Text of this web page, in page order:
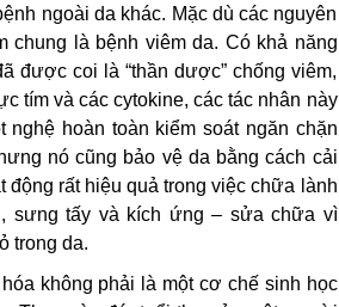
ngoài da khác. Mặc dù các nguyên
chung là bệnh viêm da. Có khả năng
được coi là “thần dược” chống viêm,
tím và các cytokine, các tác nhân này
hoàn toàn kiểm soát ngăn chặn
nó cũng bảo vệ da bằng cách cải
rất hiệu quả trong việc chữa lành
sưng tấy và kích ứng – sửa chữa vì
trong da.
không phải là một cơ chế sinh học